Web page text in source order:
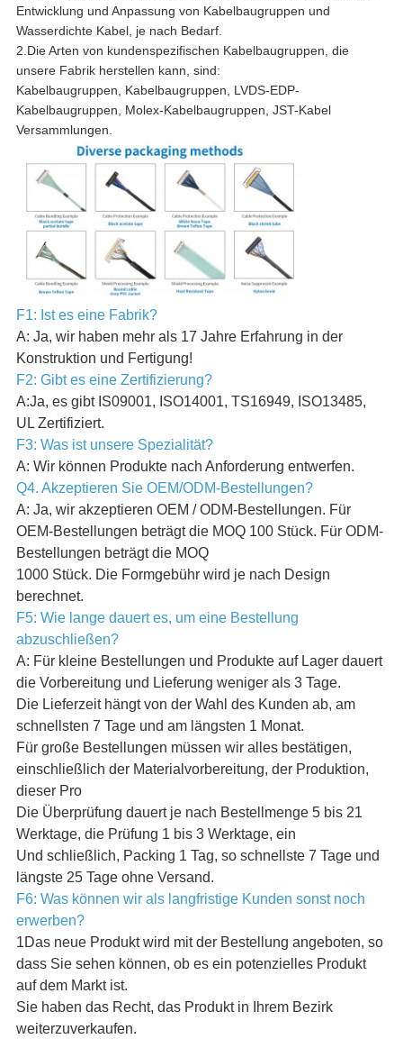
Entwicklung und Anpassung von Kabelbaugruppen und
Wasserdichte Kabel, je nach Bedarf.
2.Die Arten von kundenspezifischen Kabelbaugruppen, die
unsere Fabrik herstellen kann, sind:
Kabelbaugruppen, Kabelbaugruppen, LVDS-EDP-
Kabelbaugruppen, Molex-Kabelbaugruppen, JST-Kabel
Versammlungen.
F1: Ist es eine Fabrik?
A: Ja, wir haben mehr als 17 Jahre Erfahrung in der
Konstruktion und Fertigung!
F2: Gibt es eine Zertifizierung?
A:Ja, es gibt IS09001, ISO14001, TS16949, ISO13485,
UL Zertifiziert.
F3: Was ist unsere Spezialität?
A: Wir können Produkte nach Anforderung entwerfen.
Q4. Akzeptieren Sie OEM/ODM-Bestellungen?
A: Ja, wir akzeptieren OEM / ODM-Bestellungen. Für
OEM-Bestellungen beträgt die MOQ 100 Stück. Für ODM-
Bestellungen beträgt die MOQ
1000 Stück. Die Formgebühr wird je nach Design
berechnet.
F5: Wie lange dauert es, um eine Bestellung
abzuschließen?
A: Für kleine Bestellungen und Produkte auf Lager dauert
die Vorbereitung und Lieferung weniger als 3 Tage.
Die Lieferzeit hängt von der Wahl des Kunden ab, am
schnellsten 7 Tage und am längsten 1 Monat.
Für große Bestellungen müssen wir alles bestätigen,
einschließlich der Materialvorbereitung, der Produktion,
dieser Pro
Die Überprüfung dauert je nach Bestellmenge 5 bis 21
Werktage, die Prüfung 1 bis 3 Werktage, ein
Und schließlich, Packing 1 Tag, so schnellste 7 Tage und
längste 25 Tage ohne Versand.
F6: Was können wir als langfristige Kunden sonst noch
erwerben?
1Das neue Produkt wird mit der Bestellung angeboten, so
dass Sie sehen können, ob es ein potenzielles Produkt
auf dem Markt ist.
Sie haben das Recht, das Produkt in Ihrem Bezirk
weiterzuverkaufen.